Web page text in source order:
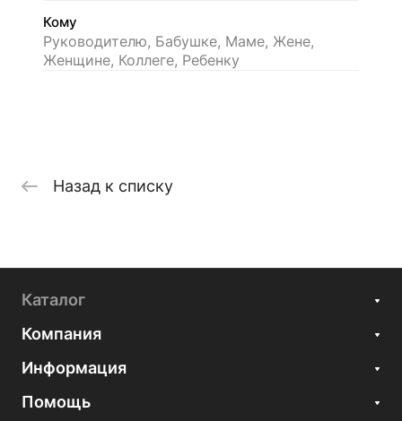
Кому
Руководителю, Бабушке, Маме, Жене,
Женщине, Коллеге, Ребенку
Назад к списку
Каталог
Компания
Информация
Помощь